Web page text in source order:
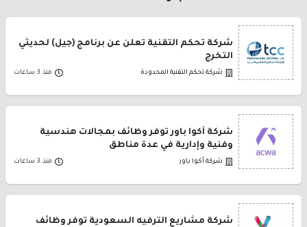
شركة تحكم التقنية تعلن عن برنامج (جيل) لحديثي
التخرج
شركة تحكم التقنية المحدودة منذ 3 ساعات
شركة أكوا باور توفر وظائف بمجالات هندسية
وفنية وإدارية في عدة مناطق
شركة أكوا باور منذ 3 ساعات
شركة مشاريع الترفيه السعودية توفر وظائف